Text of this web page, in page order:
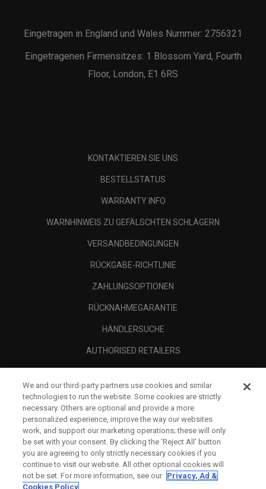
Eingetragen in England und Wales Nummer: 2756321
Eingetragenen Firmensitzes: 1 Blossom Yard, Fourth
Floor, London, E1 6RS
KONTAKTIEREN SIE UNS
BESTELLSTATUS
WARRANTY INFO
WARNHINWEIS ZU GEFÄLSCHTEN SCHLÄGERN
VERSANDBEDINGUNGEN
RÜCKGABE-RICHTLINIE
ZAHLUNGSOPTIONEN
RÜCKNAHMEGARANTIE
HÄNDLERSUCHE
AUTHORISED RETAILERS
UNTERNEHMENSPROFIL
RECHTLICHES-
We and our third-party partners use cookies and similar
technologies to run the website. Some cookies are strictly
necessary. Others are optional and provide a more
personalized experience, improve the way our websites
work, and support our marketing operations; these will only
be set with your consent. By clicking the ‘Reject All' button
you are agreeing to only strictly necessary cookies if you
continue to visit our website. All other optional cookies will
not be set. For more information, see our Privacy, Ad &
Cookies Policy